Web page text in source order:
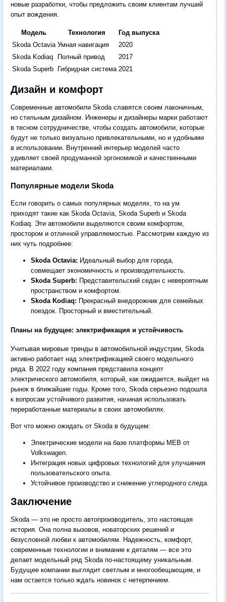
новые разработки, чтобы предложить своим клиентам лучший
опыт вождения.
Модель Технология
Год выпуска
Skoda Octavia Умная навигация
2020
Skoda Kodiaq
Полный привод
2017
Skoda Superb
Гибридная система 2021
Дизайн и комфорт
Современные автомобили Skoda славятся своим лаконичным,
но стильным дизайном. Инженеры и дизайнеры марки работают
в тесном сотрудничестве, чтобы создать автомобили, которые
будут не только визуально привлекательными, но и удобными
в использовании. Внутренний интерьер моделей часто
удивляет своей продуманной эргономикой и качественными
материалами.
Популярные модели Skoda
Если говорить о самых популярных моделях, то на ум
приходят такие как Skoda Octavia, Skoda Superb и Skoda
Kodiaq. Эти автомобили выделяются своим комфортом,
простором и отличной управляемостью. Рассмотрим каждую из
них чуть подробнее:
Skoda Octavia: Идеальный выбор для города,
совмещает экономичность и производительность.
Skoda Superb: Представительский седан с невероятным
пространством и комфортом.
Skoda Kodiaq: Прекрасный внедорожник для семейных
поездок. Просторный и вместительный.
Планы на будущее: электрификация и устойчивость
Учитывая мировые тренды в автомобильной индустрии, Skoda
активно работает над электрификацией своего модельного
ряда. В 2022 году компания представила концепт
электрического автомобиля, который, как ожидается, выйдет на
рынок в ближайшие годы. Кроме того, Skoda серьезно подошла
к вопросам устойчивого развития, начиная использовать
переработанные материалы в своих автомобилях.
Вот что можно ожидать от Skoda в будущем:
Электрические модели на базе платформы MEB от
Volkswagen.
Интеграция новых цифровых технологий для улучшения
пользовательского опыта.
Устойчивое производство и снижение углеродного следа.
Заключение
Skoda — это не просто автопроизводитель, это настоящая
история. Она полна вызовов, новаторских решений и
безусловной любви к автомобилям. Надежность, комфорт,
современные технологии и внимание к деталям — все это
делает модельный ряд Skoda по-настоящему уникальным.
Будущее компании выглядит светлым и многообещающим, и
нам остается только ждать новинок с нетерпением.